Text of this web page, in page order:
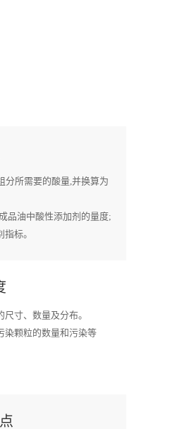
分所需要的酸量,并换算为
品油中酸性添加剂的量度;
标。
寸、数量及分布。
染颗粒的数量和污染等